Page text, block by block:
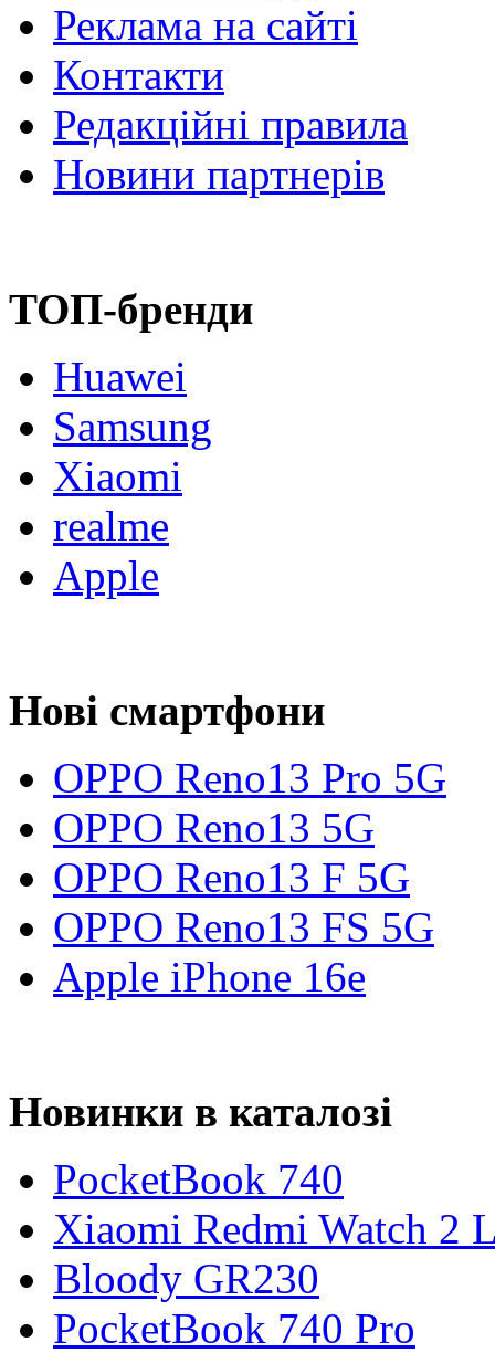
Реклама на сайті
Контакти
Редакційні правила
Новини партнерів
ТОП-бренди
Huawei
Samsung
Xiaomi
realme
Apple
Нові смартфони
OPPO Reno13 Pro 5G
OPPO Reno13 5G
OPPO Reno13 F 5G
OPPO Reno13 FS 5G
Apple iPhone 16e
Новинки в каталозі
PocketBook 740
Xiaomi Redmi Watch 2
Bloody GR230
PocketBook 740 Pro